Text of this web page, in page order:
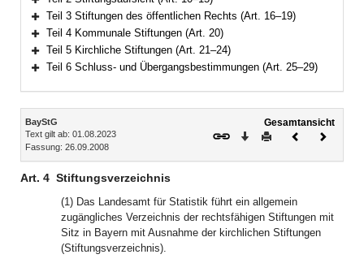
Bereich erweitern
Bereich erweitern
Teil 3 Stiftungen des öffentlichen Rechts (Art. 16–19)
Bereich erweitern
Teil 4 Kommunale Stiftungen (Art. 20)
Bereich erweitern
Teil 5 Kirchliche Stiftungen (Art. 21–24)
Teil 6 Schluss- und Übergangsbestimmungen (Art. 25–29)
Inhalt
BayStG
Text gilt ab: 01.08.2023
Fassung: 26.09.2008
Gesamtansicht
Download
DruckenVorheriges
Art. 4 Stiftungsverzeichnis
(1) Das Landesamt für Statistik führt ein allgemein
zugängliches Verzeichnis der rechtsfähigen Stiftungen mit
Sitz in Bayern mit Ausnahme der kirchlichen Stiftungen
(Stiftungsverzeichnis).